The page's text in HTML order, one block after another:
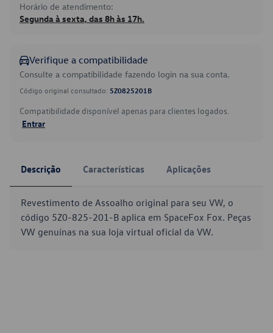
Horário de atendimento:
Segunda à sexta, das 8h às 17h.
Verifique a compatibilidade
Consulte a compatibilidade fazendo login na sua conta.
Código original consultado: 5Z0825201B
Compatibilidade disponível apenas para clientes logados.
Entrar
Descrição Características Aplicações
Revestimento de Assoalho original para seu VW, o
código 5Z0-825-201-B aplica em SpaceFox Fox. Peças
VW genuínas na sua loja virtual oficial da VW.